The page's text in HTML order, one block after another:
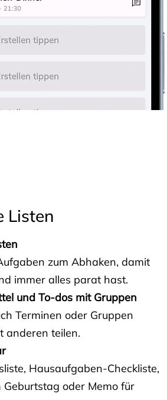
Listen
zum Abhaken, damit
immer alles parat hast.
und To-dos mit Gruppen
Terminen oder Gruppen
anderen teilen.
Hausaufgaben-Checkliste,
oder Memo für